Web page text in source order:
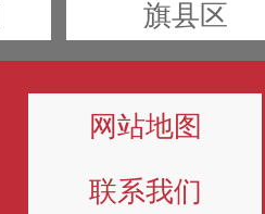
旗县区
网站地图
联系我们